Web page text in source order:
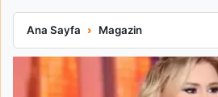
Ana Sayfa Magazin
Ceylan Avcı'nın Bodrum'daki